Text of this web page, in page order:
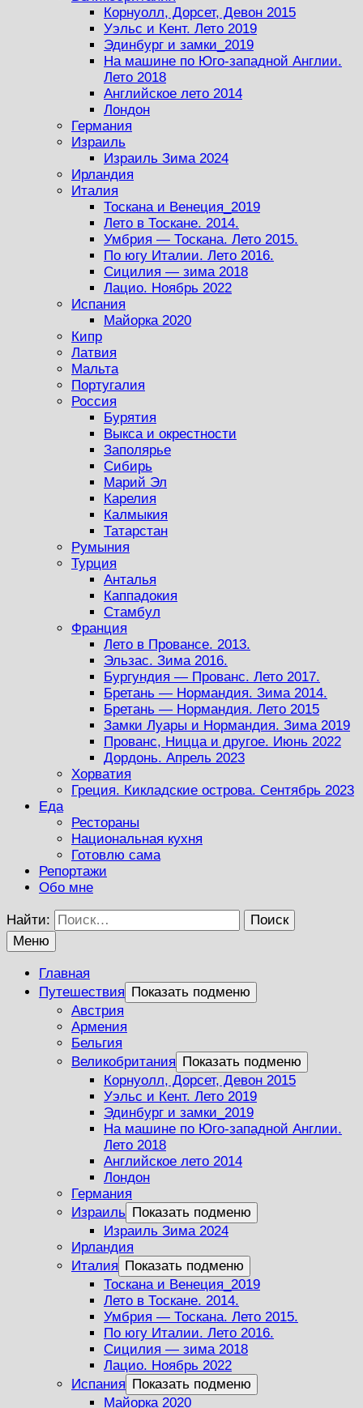
Корнуолл, Дорсет, Девон 2015
Уэльс и Кент. Лето 2019
Эдинбург и замки_2019
На машине по Юго-западной Англии.
Лето 2018
Английское лето 2014
Лондон
Германия
Израиль
Израиль Зима 2024
Ирландия
Италия
Тоскана и Венеция_2019
Лето в Тоскане. 2014.
Умбрия — Тоскана. Лето 2015.
По югу Италии. Лето 2016.
Сицилия — зима 2018
Лацио. Ноябрь 2022
Испания
Майорка 2020
Кипр
Латвия
Мальта
Португалия
Россия
Бурятия
Выкса и окрестности
Заполярье
Сибирь
Марий Эл
Карелия
Калмыкия
Татарстан
Румыния
Турция
Анталья
Каппадокия
Стамбул
Франция
Лето в Провансе. 2013.
Эльзас. Зима 2016.
Бургундия — Прованс. Лето 2017.
Бретань — Нормандия. Зима 2014.
Бретань — Нормандия. Лето 2015
Замки Луары и Нормандия. Зима 2019
Прованс, Ницца и другое. Июнь 2022
Дордонь. Апрель 2023
Хорватия
Греция. Кикладские острова. Сентябрь 2023
Еда
Рестораны
Национальная кухня
Готовлю сама
Репортажи
Обо мне
Найти:
Меню
Главная
Путешествия Показать подменю
Австрия
Армения
Бельгия
Великобритания Показать подменю
Корнуолл, Дорсет, Девон 2015
Уэльс и Кент. Лето 2019
Эдинбург и замки_2019
На машине по Юго-западной Англии.
Лето 2018
Английское лето 2014
Лондон
Германия
Израиль Показать подменю
Израиль Зима 2024
Ирландия
Италия Показать подменю
Тоскана и Венеция_2019
Лето в Тоскане. 2014.
Умбрия — Тоскана. Лето 2015.
По югу Италии. Лето 2016.
Сицилия — зима 2018
Лацио. Ноябрь 2022
Испания Показать подменю
Майорка 2020